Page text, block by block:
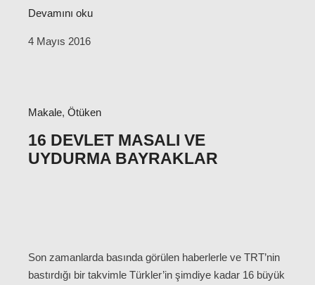
Devamını oku
4 Mayıs 2016
Makale, Ötüken
16 DEVLET MASALI VE
UYDURMA BAYRAKLAR
Son zamanlarda basında görülen haberlerle ve TRT’nin
bastırdığı bir takvimle Türkler’in şimdiye kadar 16 büyük